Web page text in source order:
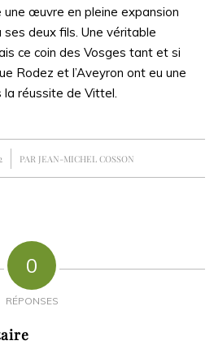
œuvre en pleine expansion
deux fils. Une véritable
ce coin des Vosges tant et si
Rodez et l’Aveyron ont eu une
réussite de Vittel.
PAR JEAN-MICHEL COSSON
0
RÉPONSES